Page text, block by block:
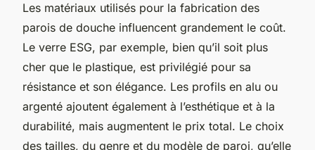
Les matériaux utilisés pour la fabrication des
parois de douche influencent grandement le coût.
Le verre ESG, par exemple, bien qu’il soit plus
cher que le plastique, est privilégié pour sa
résistance et son élégance. Les profils en alu ou
argenté ajoutent également à l’esthétique et à la
durabilité, mais augmentent le prix total. Le choix
des tailles, du genre et du modèle de paroi, qu’elle